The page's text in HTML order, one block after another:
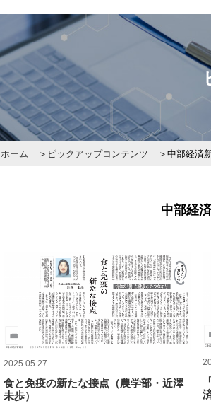
ホーム ピックアップコンテンツ 中部経済
中部経
2025.05.27
食と免疫の新たな接点（農学部・近澤
未歩）